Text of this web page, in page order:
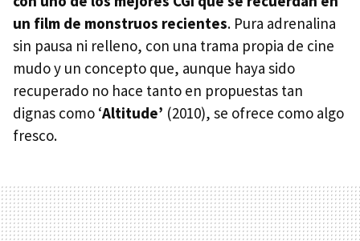
un film de monstruos recientes. Pura adrenalina
sin pausa ni relleno, con una trama propia de cine
mudo y un concepto que, aunque haya sido
recuperado no hace tanto en propuestas tan
dignas como ‘Altitude’ (2010), se ofrece como algo
fresco.